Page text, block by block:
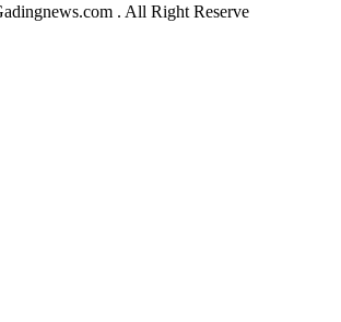
. All Right Reserve